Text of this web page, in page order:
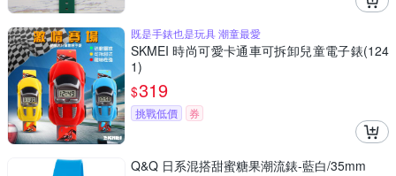
既是手錶也是玩具 潮童最愛
SKMEI 時尚可愛卡通車可拆卸兒童電子錶(124
1)
$319
挑戰低價 券
Q&Q 日系混搭甜蜜糖果潮流錶-藍白/35mm